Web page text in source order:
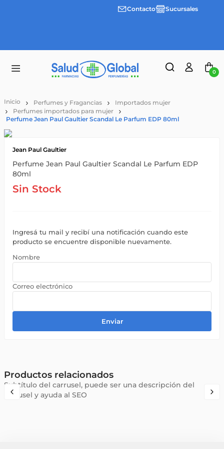
Envíos
Contacto Sucursales
0
Perfumes y Fragancias
Importados mujer
Perfumes importados para mujer
Perfume Jean Paul Gaultier Scandal Le Parfum EDP 80ml
Jean Paul Gaultier
Perfume Jean Paul Gaultier Scandal Le Parfum EDP
80ml
Sin Stock
Ingresá tu mail y recibí una notificación cuando este
producto se encuentre disponible nuevamente.
Enviar
Productos relacionados
Subtítulo del carrusel, puede ser una descripción del
carrusel y ayuda al SEO